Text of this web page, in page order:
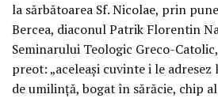
la sărbătoarea Sf. Nicolae, prin
Bercea, diaconul Patrik Florentin
Seminarului Teologic Greco-
preot: „aceleași cuvinte i le adresez
de umilință, bogat în sărăcie, chip